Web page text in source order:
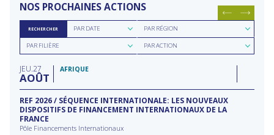
NOS PROCHAINES ACTIONS
RECHERCHER
Rechercher
parPAR DATE
Rechercher
par
région
PAR RÉGION
Rechercher
parPAR FILIÈRE
Rechercher
parPAR ACTION
JEU 27
AOÛT
AFRIQUE
REF 2026 / SÉQUENCE INTERNATIONALE: LES NOUVEAUX
DISPOSITIFS DE FINANCEMENT INTERNATIONAUX DE LA
FRANCE
Pôle Financements Internationaux